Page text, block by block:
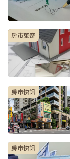
房市蒐奇
房市快訊
房市快訊